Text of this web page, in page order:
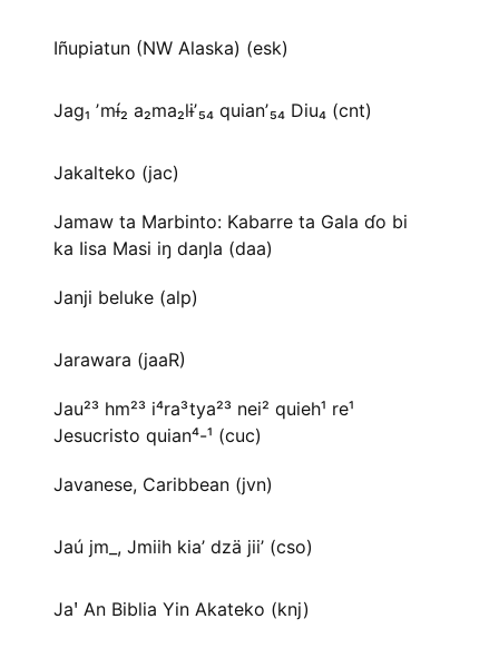
Iñupiatun (NW Alaska) (esk)
Jag₁ ʼmɨ́₂ a₂ma₂lɨʼ₅₄ quianʼ₅₄ Diu₄ (cnt)
Jakalteko (jac)
Jamaw ta Marbinto: Kabarre ta Gala ɗo bi
ka Iisa Masi iŋ daŋla (daa)
Janji beluke (alp)
Jarawara (jaaR)
Jau²³ hm²³ i⁴ra³tya²³ nei² quieh¹ re¹
Jesucristo quian⁴-¹ (cuc)
Javanese, Caribbean (jvn)
Jaú jm_, Jmiih kia’ dzä jii’ (cso)
Jaꞌ An Biblia Yin Akateko (knj)